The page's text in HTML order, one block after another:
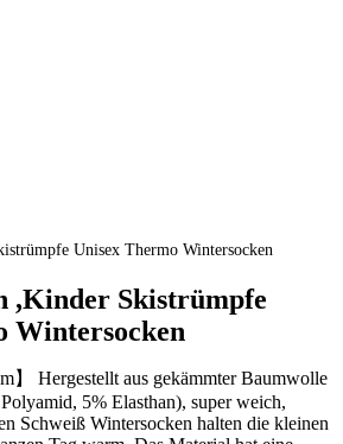
Unisex Thermo Wintersocken
,Kinder Skistrümpfe
Wintersocken
】 Hergestellt aus gekämmter Baumwolle
5% Elasthan), super weich,
Schweiß Wintersocken halten die kleinen